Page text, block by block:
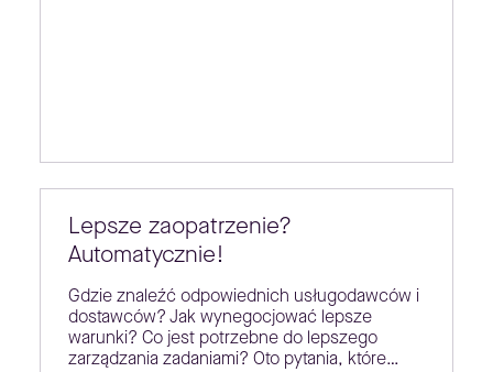
Lepsze zaopatrzenie?
Automatycznie!
Gdzie znaleźć odpowiednich usługodawców i
dostawców? Jak wynegocjować lepsze
warunki? Co jest potrzebne do lepszego
zarządzania zadaniami? Oto pytania, które…